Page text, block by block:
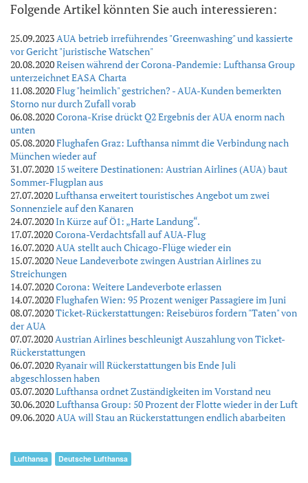
Folgende Artikel könnten Sie auch interessieren:
25.09.2023AUA betrieb irreführendes "Greenwashing" und kassierte
vor Gericht "juristische Watschen"
20.08.2020Reisen während der Corona-Pandemie: Lufthansa Group
unterzeichnet EASA Charta
11.08.2020Flug "heimlich" gestrichen? - AUA-Kunden bemerkten
Storno nur durch Zufall vorab
06.08.2020Corona-Krise drückt Q2 Ergebnis der AUA enorm nach
unten
05.08.2020Flughafen Graz: Lufthansa nimmt die Verbindung nach
München wieder auf
31.07.2020 15 weitere Destinationen: Austrian Airlines (AUA) baut
Sommer-Flugplan aus
27.07.2020Lufthansa erweitert touristisches Angebot um zwei
Sonnenziele auf den Kanaren
24.07.2020In Kürze auf Ö1: „Harte Landung“.
17.07.2020Corona-Verdachtsfall auf AUA-Flug
16.07.2020AUA stellt auch Chicago-Flüge wieder ein
15.07.2020Neue Landeverbote zwingen Austrian Airlines zu
Streichungen
14.07.2020Corona: Weitere Landeverbote erlassen
14.07.2020Flughafen Wien: 95 Prozent weniger Passagiere im Juni
08.07.2020Ticket-Rückerstattungen: Reisebüros fordern "Taten" von
der AUA
07.07.2020Austrian Airlines beschleunigt Auszahlung von Ticket-
Rückerstattungen
06.07.2020Ryanair will Rückerstattungen bis Ende Juli
abgeschlossen haben
03.07.2020Lufthansa ordnet Zuständigkeiten im Vorstand neu
30.06.2020Lufthansa Group: 50 Prozent der Flotte wieder in der Luft
09.06.2020AUA will Stau an Rückerstattungen endlich abarbeiten
Lufthansa Deutsche Lufthansa